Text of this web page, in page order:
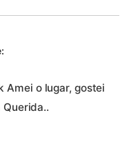
o lugar, gostei